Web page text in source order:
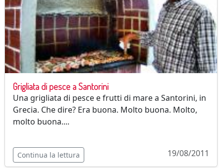
Grigliata di pesce a Santorini
Una grigliata di pesce e frutti di mare a Santorini, in
Grecia. Che dire? Era buona. Molto buona. Molto,
molto buona....
Continua la lettura 19/08/2011